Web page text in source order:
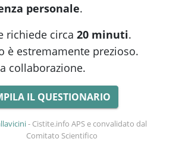
personale.
richiede circa 20 minuti.
è estremamente prezioso.
collaborazione.
IL QUESTIONARIO
- Cistite.info APS e convalidato dal
Comitato Scientifico